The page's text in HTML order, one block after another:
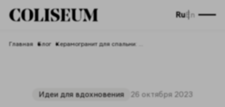
RuEn
Главная Блог
Идеи для вдохновения 26 октября 2023